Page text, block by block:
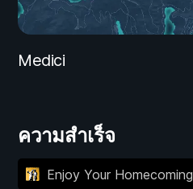
Medici
ความสำเร็จ
Enjoy Your Homecoming